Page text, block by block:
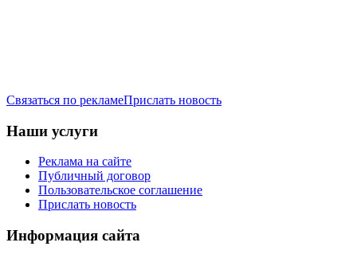
Связаться по рекламеПрислать новость
Наши услуги
Реклама на сайте
Публичный договор
Пользовательское соглашение
Прислать новость
Информация сайта